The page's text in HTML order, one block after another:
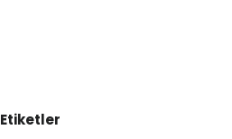
Etiketler